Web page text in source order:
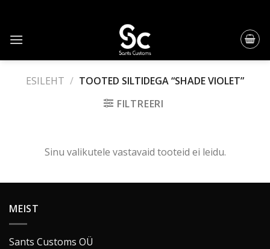
content
ESILEHT / TOOTED SILTIDEGA “SHADE VIOLET”
FILTREERI
Sinu valikutele vastavaid tooteid ei leidu.
MEIST
Sants Customs OÜ